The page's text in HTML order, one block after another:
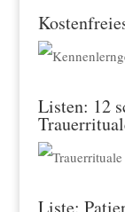
Listen: 12
Liste: